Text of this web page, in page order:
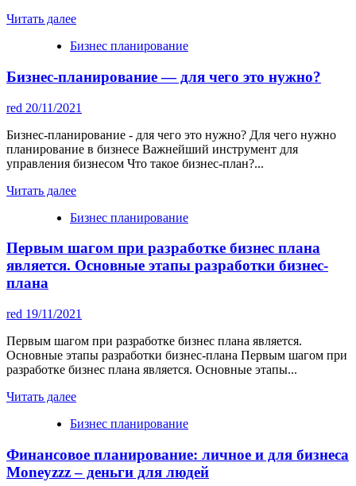
Читать далее
Бизнес планирование
Бизнес-планирование — для чего это нужно?
red 20/11/2021
Бизнес-планирование - для чего это нужно? Для чего нужно
планирование в бизнесе Важнейший инструмент для
управления бизнесом Что такое бизнес-план?...
Читать далее
Бизнес планирование
Первым шагом при разработке бизнес плана
является. Основные этапы разработки бизнес-
плана
red 19/11/2021
Первым шагом при разработке бизнес плана является.
Основные этапы разработки бизнес-плана Первым шагом при
разработке бизнес плана является. Основные этапы...
Читать далее
Бизнес планирование
Финансовое планирование: личное и для бизнеса
Moneyzzz – деньги для людей